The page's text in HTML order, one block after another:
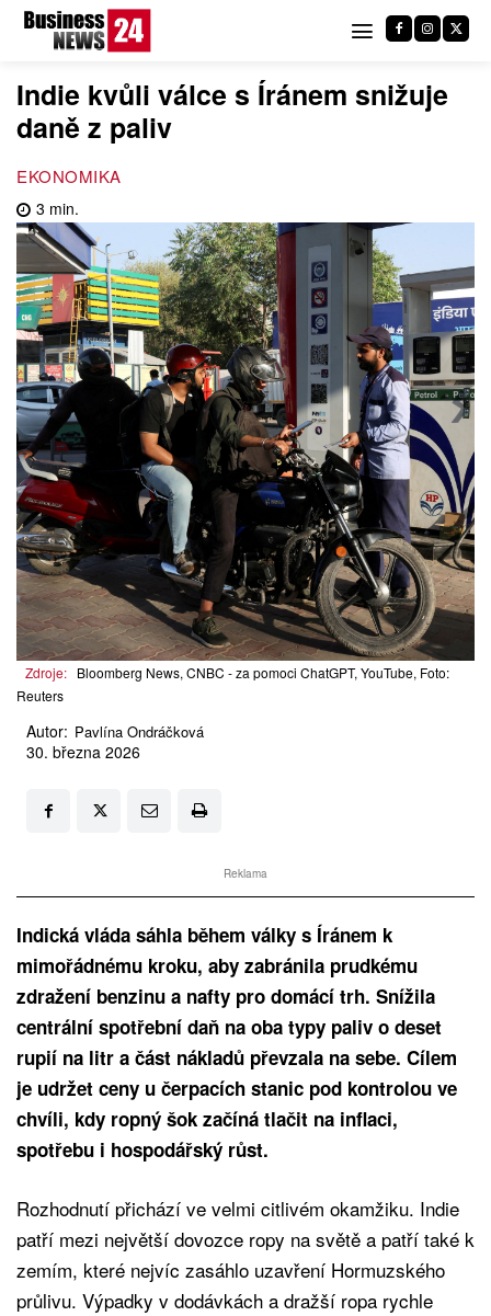
Indie kvůli válce s Íránem snižuje
daně z paliv
EKONOMIKA
3 min.
Zdroje: Bloomberg News, CNBC - za pomoci ChatGPT, YouTube, Foto:
Reuters
Autor: Pavlína Ondráčková
30. března 2026
Reklama
Indická vláda sáhla během války s Íránem k
mimořádnému kroku, aby zabránila prudkému
zdražení benzinu a nafty pro domácí trh. Snížila
centrální spotřební daň na oba typy paliv o deset
rupií na litr a část nákladů převzala na sebe. Cílem
je udržet ceny u čerpacích stanic pod kontrolou ve
chvíli, kdy ropný šok začíná tlačit na inflaci,
spotřebu i hospodářský růst.
Rozhodnutí přichází ve velmi citlivém okamžiku. Indie
patří mezi největší dovozce ropy na světě a patří také k
zemím, které nejvíc zasáhlo uzavření Hormuzského
průlivu. Výpadky v dodávkách a dražší ropa rychle